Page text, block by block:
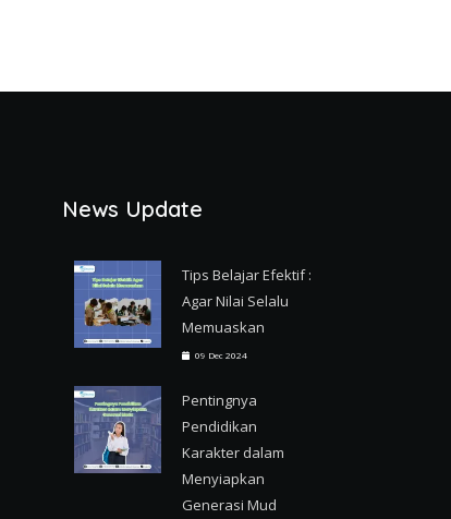
News Update
Tips Belajar Efektif :
Agar Nilai Selalu
Memuaskan
09 Dec 2024
Pentingnya
Pendidikan
Karakter dalam
Menyiapkan
Generasi Mud